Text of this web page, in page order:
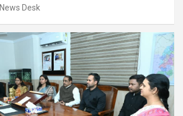
News Desk